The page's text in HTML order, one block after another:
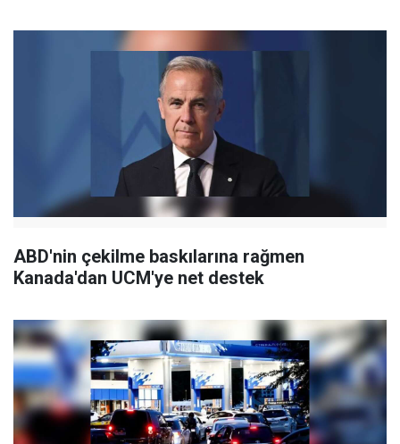
ABD'nin çekilme baskılarına rağmen
Kanada'dan UCM'ye net destek